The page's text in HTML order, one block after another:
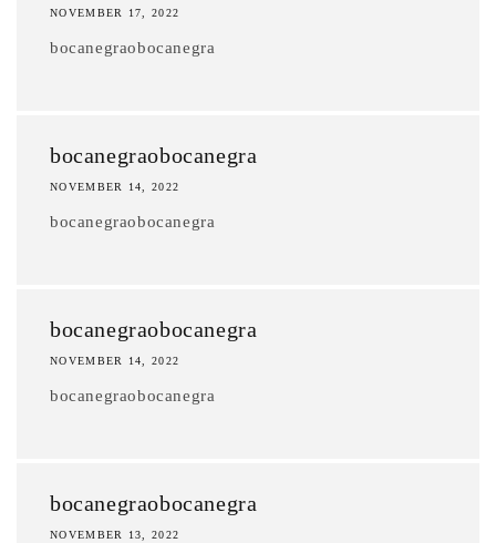
NOVEMBER 17, 2022
bocanegraobocanegra
bocanegraobocanegra
NOVEMBER 14, 2022
bocanegraobocanegra
bocanegraobocanegra
NOVEMBER 14, 2022
bocanegraobocanegra
bocanegraobocanegra
NOVEMBER 13, 2022